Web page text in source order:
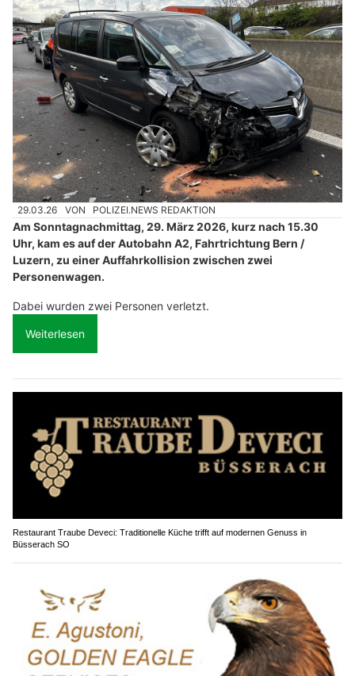
29.03.26 VON POLIZEI.NEWS REDAKTION
Am Sonntagnachmittag, 29. März 2026, kurz nach 15.30
Uhr, kam es auf der Autobahn A2, Fahrtrichtung Bern /
Luzern, zu einer Auffahrkollision zwischen zwei
Personenwagen.
Dabei wurden zwei Personen verletzt.
Weiterlesen
Restaurant Traube Deveci: Traditionelle Küche trifft auf modernen Genuss in
Büsserach SO